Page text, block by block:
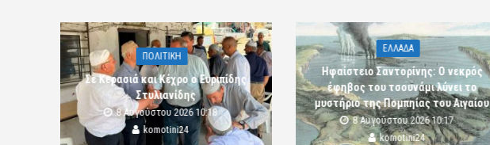
ΠΟΛΙΤΙΚΗ
Σε Κερασιά και Κέχρο ο Ευριπίδης
Στυλιανίδης
8 Αυγούστου 2026 10:18
komotini24
ΕΛΛΑΔΑ
Ηφαίστειο Σαντορίνης: Ο νεκρός
έφηβος του τσουνάμι λύνει το
μυστήριο της Πομπηίας του Αιγαίου
8 Αυγούστου 2026 10:17
komotini24